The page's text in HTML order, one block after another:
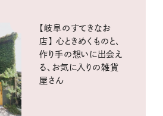
【岐阜のすてきなお
店】 心ときめくものと、
作り手の想いに出会え
る、お気に入りの雑貨
屋さん